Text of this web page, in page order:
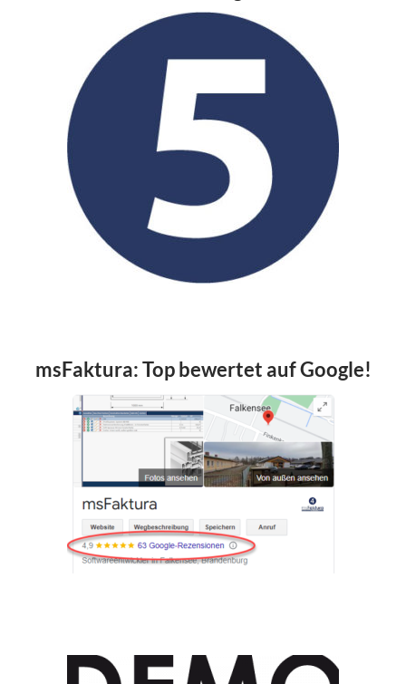
msFaktura: Top bewertet auf Google!